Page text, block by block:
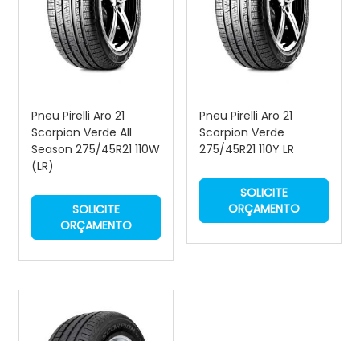
Pneu Pirelli Aro 21
Scorpion Verde All
Season 275/45R21 110W
(LR)
SOLICITE
ORÇAMENTO
Pneu Pirelli Aro 21
Scorpion Verde
275/45R21 110Y LR
SOLICITE
ORÇAMENTO